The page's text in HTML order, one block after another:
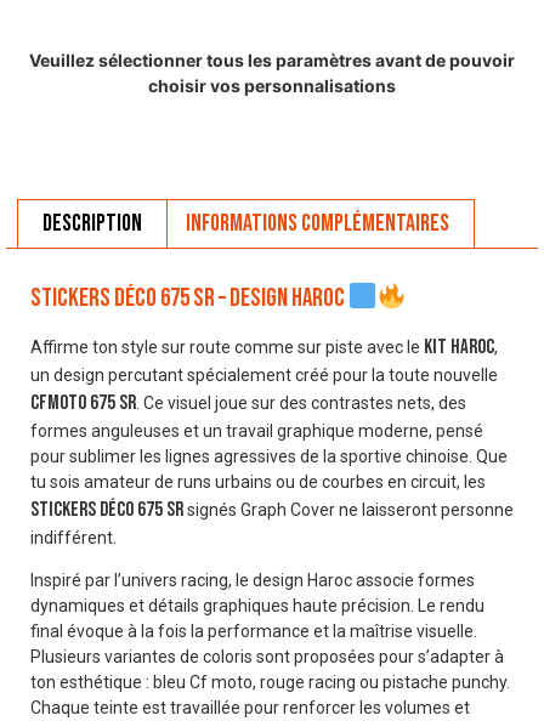
Veuillez sélectionner tous les paramètres avant de pouvoir
choisir vos personnalisations
Description Informations complémentaires
Stickers déco 675 SR – Design Haroc
Affirme ton style sur route comme sur piste avec le kit Haroc,
un design percutant spécialement créé pour la toute nouvelle
CFMOTO 675 SR . Ce visuel joue sur des contrastes nets, des
formes anguleuses et un travail graphique moderne, pensé
pour sublimer les lignes agressives de la sportive chinoise. Que
tu sois amateur de runs urbains ou de courbes en circuit, les
stickers déco 675 SRsignés Graph Cover ne laisseront personne
indifférent.
Inspiré par l’univers racing, le design Haroc associe formes
dynamiques et détails graphiques haute précision. Le rendu
final évoque à la fois la performance et la maîtrise visuelle.
Plusieurs variantes de coloris sont proposées pour s’adapter à
ton esthétique : bleu Cf moto, rouge racing ou pistache punchy.
Chaque teinte est travaillée pour renforcer les volumes et